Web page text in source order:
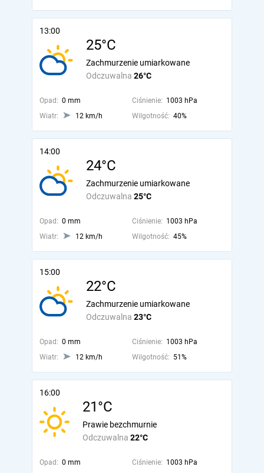
13:00
25°C
Odczuwalna 26°C
Zachmurzenie umiarkowane
Opad: 0 mm Ciśnienie: 1003 hPa
Wiatr:
12 km/h Wilgotność: 40%
14:00
24°C
Odczuwalna 25°C
Zachmurzenie umiarkowane
Opad: 0 mm Ciśnienie: 1003 hPa
Wiatr:
12 km/h Wilgotność: 45%
15:00
22°C
Odczuwalna 23°C
Zachmurzenie umiarkowane
Opad: 0 mm Ciśnienie: 1003 hPa
Wiatr:
12 km/h Wilgotność: 51%
16:00
21°C
Odczuwalna 22°C
Prawie bezchmurnie
Opad: 0 mm Ciśnienie: 1003 hPa